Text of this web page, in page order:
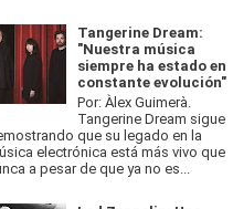
Tangerine Dream:
"Nuestra música
siempre ha estado en
constante evolución"
Por: Àlex Guimerà.
Tangerine Dream sigue
que su legado en la
electrónica está más vivo que
a pesar de que ya no es...